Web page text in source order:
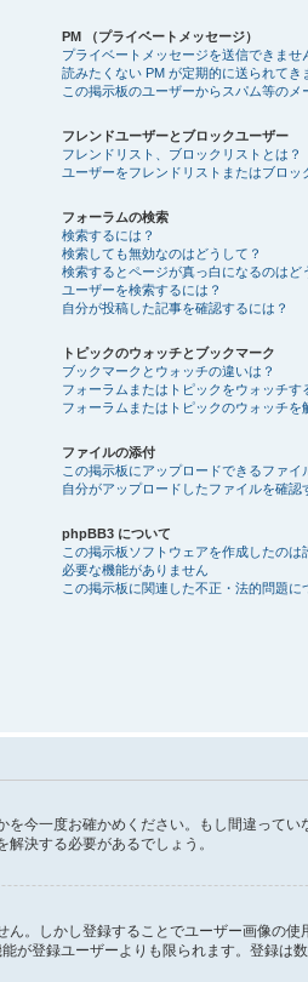
PM （プライベートメッセージ）
プライベートメッセージを送信できませ
読みたくない PM が定期的に送られてき
この掲示板のユーザーからスパム等のメ
フレンドユーザーとブロックユーザー
フレンドリスト、ブロックリストとは？
ユーザーをフレンドリストまたはブロッ
フォーラムの検索
検索するには？
検索しても無効なのはどうして？
検索するとページが真っ白になるのはど
ユーザーを検索するには？
自分が投稿した記事を確認するには？
トピックのウォッチとブックマーク
ブックマークとウォッチの違いは？
フォーラムまたはトピックをウォッチす
フォーラムまたはトピックのウォッチを
ファイルの添付
この掲示板にアップロードできるファイ
自分がアップロードしたファイルを確認
phpBB3 について
この掲示板ソフトウェアを作成したのは
必要な機能がありません
この掲示板に関連した不正・法的問題
今一度お確かめください。もし間違って
決する必要があるでしょう。
。しかし登録することでユーザー画像の
登録ユーザーよりも限られます。登録